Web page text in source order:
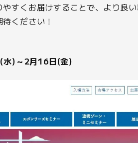
すくお届けすることで、より良
ください！
)～2月16日(金)